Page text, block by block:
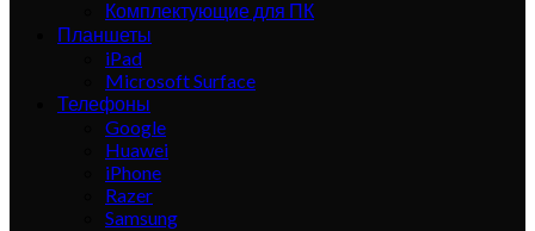
Комплектующие для ПК
Планшеты
iPad
Microsoft Surface
Телефоны
Google
Huawei
iPhone
Razer
Samsung